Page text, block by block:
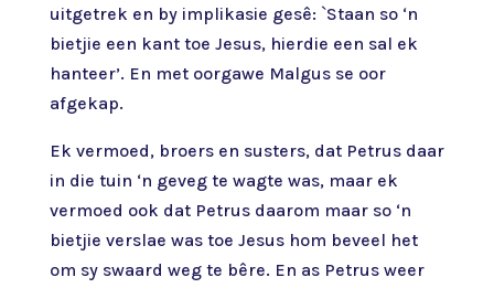
uitgetrek en by implikasie gesê: `Staan so ‘n
bietjie een kant toe Jesus, hierdie een sal ek
hanteer’. En met oorgawe Malgus se oor
afgekap.
Ek vermoed, broers en susters, dat Petrus daar
in die tuin ‘n geveg te wagte was, maar ek
vermoed ook dat Petrus daarom maar so ‘n
bietjie verslae was toe Jesus hom beveel het
om sy swaard weg te bêre. En as Petrus weer